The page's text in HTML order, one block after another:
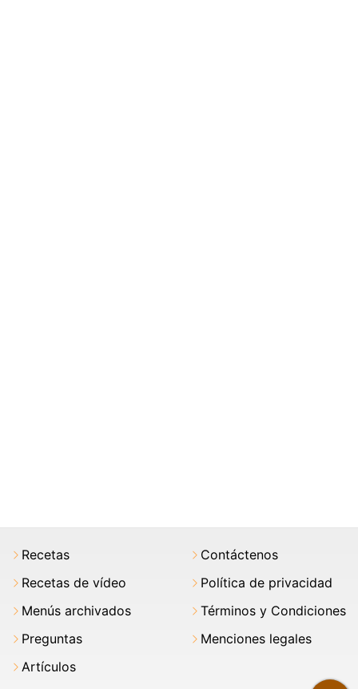
Recetas
Recetas de vídeo
Menús archivados
Preguntas
Artículos
Contáctenos
Política de privacidad
Términos y Condiciones
Menciones legales